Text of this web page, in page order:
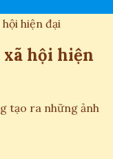
hiện đại
xã hội hiện
tạo ra những ảnh